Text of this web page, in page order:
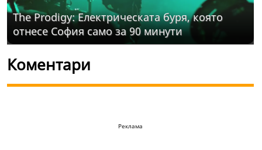
The Prodigy: Електрическата буря, която
отнесе София само за 90 минути
Коментари
Реклама